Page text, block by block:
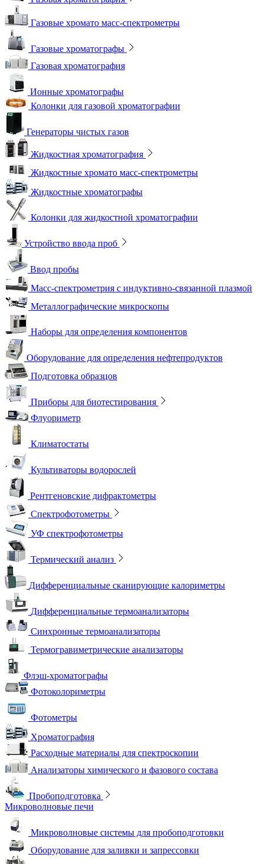
Газовые хромато масс-спектрометры
Газовые хроматографы
Газовая хроматография
Ионные хроматографы
Колонки для газовой хроматографии
Генераторы чистых газов
Жидкостная хроматография
Жидкостные хромато масс-спектрометры
Жидкостные хроматографы
Колонки для жидкостной хроматографии
Устройство ввода проб
Ввод пробы
Масс-спектрометрия с индуктивно-связанной плазмой
Металлографические микроскопы
Наборы для определения компонентов
Оборудование для определения нефтепродуктов
Подготовка образцов
Приборы для биотестирования
Флуориметр
Климатостаты
Культиваторы водорослей
Рентгеновские дифрактометры
Спектрофотометры
УФ спектрофотометры
Термический анализ
Дифференциальные сканирующие калориметры
Дифференциальные термоанализаторы
Синхронные термоанализаторы
Термогравиметрические анализаторы
Флэш-хроматографы
Фотоколориметры
Фотометры
Хроматография
Расходные материалы для спектроскопии
Анализаторы химического и фазового состава
Пробоподготовка
Микроволновые печи
Микроволновые системы для пробоподготовки
Оборудование для заливки и запрессовки